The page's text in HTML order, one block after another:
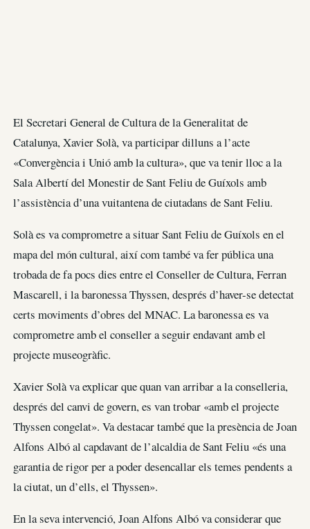
El Secretari General de Cultura de la Generalitat de
Catalunya, Xavier Solà, va participar dilluns a l’acte
«Convergència i Unió amb la cultura», que va tenir lloc a la
Sala Albertí del Monestir de Sant Feliu de Guíxols amb
l’assistència d’una vuitantena de ciutadans de Sant Feliu.
Solà es va comprometre a situar Sant Feliu de Guíxols en el
mapa del món cultural, així com també va fer pública una
trobada de fa pocs dies entre el Conseller de Cultura, Ferran
Mascarell, i la baronessa Thyssen, després d’haver-se detectat
certs moviments d’obres del MNAC. La baronessa es va
comprometre amb el conseller a seguir endavant amb el
projecte museogràfic.
Xavier Solà va explicar que quan van arribar a la conselleria,
després del canvi de govern, es van trobar «amb el projecte
Thyssen congelat». Va destacar també que la presència de Joan
Alfons Albó al capdavant de l’alcaldia de Sant Feliu «és una
garantia de rigor per a poder desencallar els temes pendents a
la ciutat, un d’ells, el Thyssen».
En la seva intervenció, Joan Alfons Albó va considerar que